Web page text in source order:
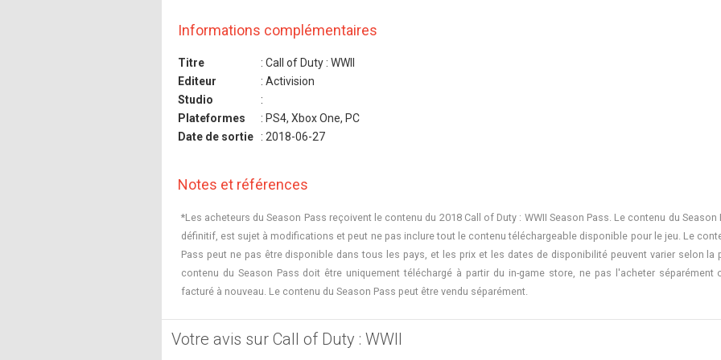
Informations complémentaires
Titre
: Call of Duty : WWII
Editeur
: Activision
Studio
:
Plateformes
: PS4, Xbox One, PC
Date de sortie
: 2018-06-27
Notes et références
*Les acheteurs du Season Pass reçoivent le contenu du 2018 Call of Duty : WWII Season Pass. Le contenu du Season
définitif, est sujet à modifications et peut ne pas inclure tout le contenu téléchargeable disponible pour le jeu. Le
Pass peut ne pas être disponible dans tous les pays, et les prix et les dates de disponibilité peuvent varier selon la
contenu du Season Pass doit être uniquement téléchargé à partir du in-game store, ne pas l'acheter séparément
facturé à nouveau. Le contenu du Season Pass peut être vendu séparément.
Votre avis sur Call of Duty : WWII